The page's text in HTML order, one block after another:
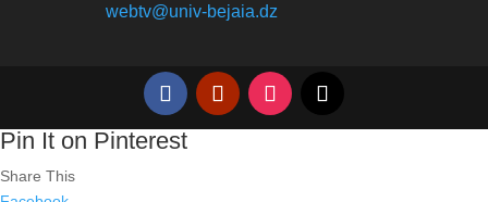
webtv@univ-bejaia.dz
Pin It on Pinterest
Share This